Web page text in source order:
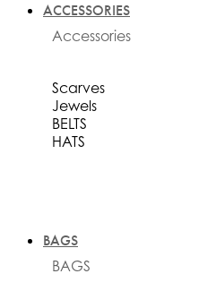
ACCESSORIES
Accessories
Scarves
Jewels
BELTS
HATS
BAGS
BAGS